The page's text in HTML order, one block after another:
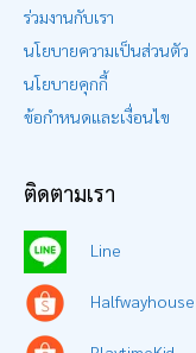
ร่วมงานกับเรา
นโยบายความเป็นส่วนตัว
นโยบายคุกกี้
ข้อกำหนดและเงื่อนไข
ติดตามเรา
Line
Halfwayhouse